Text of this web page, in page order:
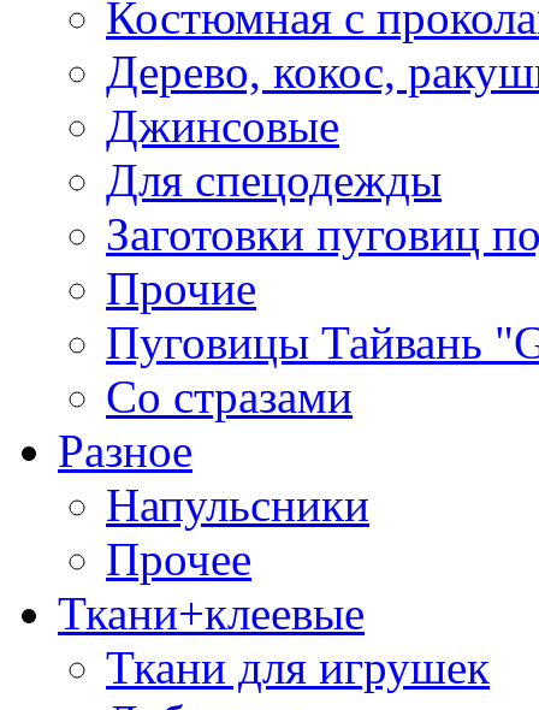
Костюмная с
Дерево, кокос,
Джинсовые
Для спецодежды
Заготовки пуговиц
Прочие
Пуговицы Тайвань
Со стразами
Разное
Напульсники
Прочее
Ткани+клеевые
Ткани для игрушек